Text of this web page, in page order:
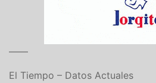
——
El Tiempo – Datos Actuales